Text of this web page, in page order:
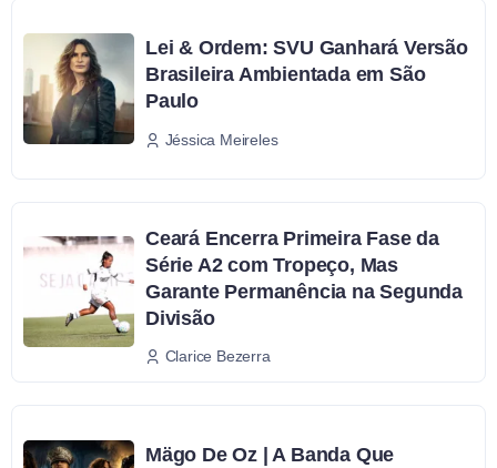
Lei & Ordem: SVU Ganhará Versão
Brasileira Ambientada em São
Paulo
Jéssica Meireles
Ceará Encerra Primeira Fase da
Série A2 com Tropeço, Mas
Garante Permanência na Segunda
Divisão
Clarice Bezerra
Mägo De Oz | A Banda Que